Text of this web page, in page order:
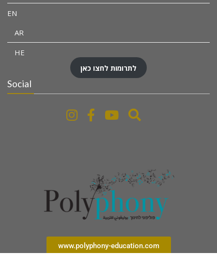
EN
AR
HE
לתרומות לחצו כאן
Social
www.polyphony-education.com